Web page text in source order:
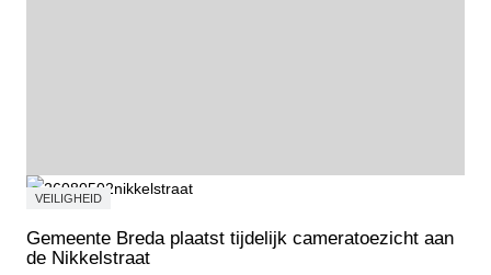
VEILIGHEID
Gemeente Breda plaatst tijdelijk cameratoezicht aan
de Nikkelstraat